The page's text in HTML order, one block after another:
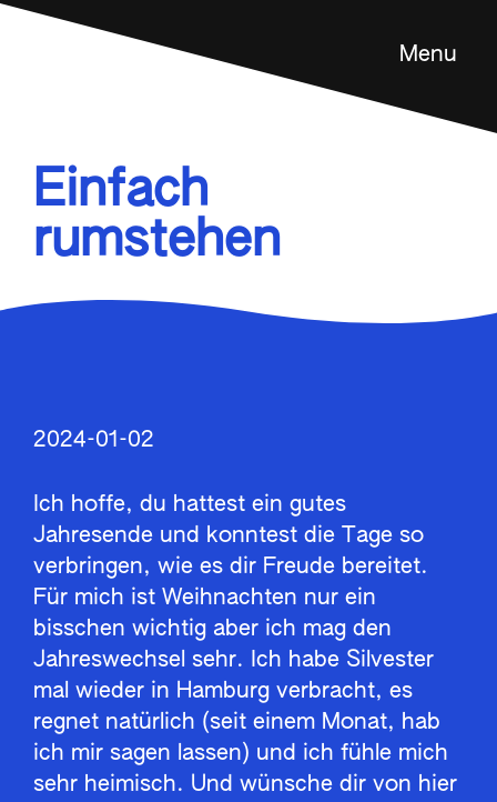
Feldenkrais Methode
Über mich
Menu
Einfach
rumstehen
2024-01-02
Ich hoffe, du hattest ein gutes
Jahresende und konntest die Tage so
verbringen, wie es dir Freude bereitet.
Für mich ist Weihnachten nur ein
bisschen wichtig aber ich mag den
Jahreswechsel sehr. Ich habe Silvester
mal wieder in Hamburg verbracht, es
regnet natürlich (seit einem Monat, hab
ich mir sagen lassen) und ich fühle mich
sehr heimisch. Und wünsche dir von hier